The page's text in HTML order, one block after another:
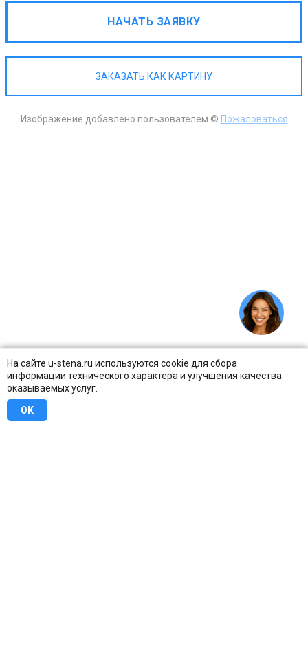
На сайте u-stena.ru используются cookie для сбора
информации технического характера и улучшения качества
оказываемых услуг.
ОК
НАЧАТЬ ЗАЯВКУ
ЗАКАЗАТЬ КАК КАРТИНУ
Изображение добавлено пользователем © Пожаловаться